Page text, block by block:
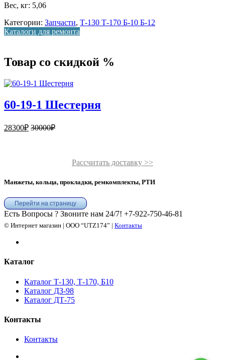
Вес, кг: 5,06
Категории: Запчасти, Т-130 Т-170 Б-10 Б-12
Каталоги для ремонта
Товар со скидкой %
60-19-1 Шестерня
28300₽ 30000₽
Рассчитать доставку >>
Манжеты, кольца, прокладки, ремкомплекты, РТИ
Перейти на страницу
Есть Вопросы ? Звоните нам 24/7! +7-922-750-46-81
© Интернет магазин | ООО “UTZ174” | Контакты
Каталог
Каталог Т-130, Т-170, Б10
Каталог ДЗ-98
Каталог ДТ-75
Контакты
Контакты